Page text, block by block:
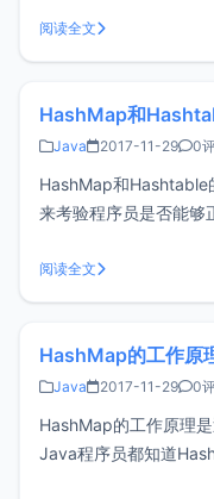
理 【持久化框架】SpringMVC+Spring4+Mybatis3集成，开
发简单W
阅读全文
HashMap和
Java 2017-11-29 0
HashMap和Hashtable
来考验程序员是否能够
Vector的比较以及这个
问题。Hashtable是个
阅读全文
HashMap的工作原
Java 2017-11-29 0
HashMap的工作原理
Java程序员都知道